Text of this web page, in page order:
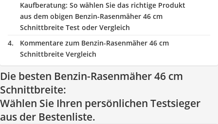
Kaufberatung: So wählen Sie das richtige Produkt
aus dem obigen Benzin-Rasenmäher 46 cm
Schnittbreite Test oder Vergleich
Kommentare zum Benzin-Rasenmäher 46 cm
Schnittbreite Vergleich
Die besten Benzin-Rasenmäher 46 cm
Schnittbreite:
Wählen Sie Ihren persönlichen Testsieger
aus der Bestenliste.